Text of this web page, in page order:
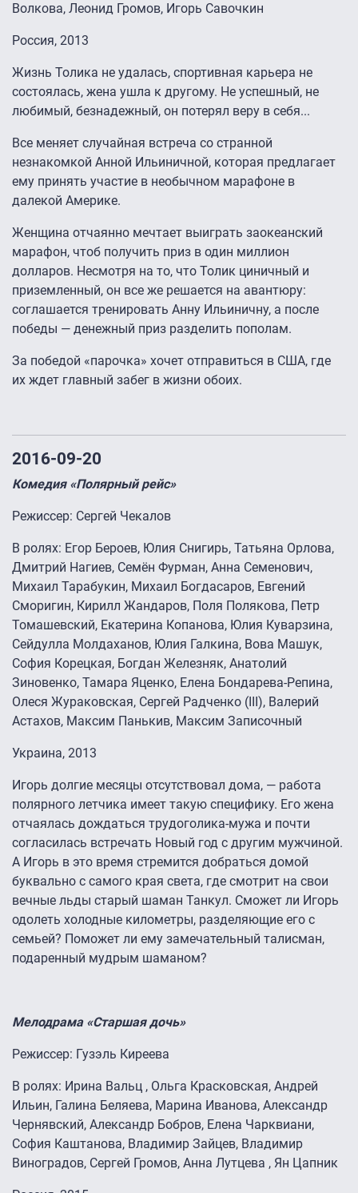
Волкова, Леонид Громов, Игорь Савочкин
Россия, 2013
Жизнь Толика не удалась, спортивная карьера не
состоялась, жена ушла к другому. Не успешный, не
любимый, безнадежный, он потерял веру в себя...
Все меняет случайная встреча со странной
незнакомкой Анной Ильиничной, которая предлагает
ему принять участие в необычном марафоне в
далекой Америке.
Женщина отчаянно мечтает выиграть заокеанский
марафон, чтоб получить приз в один миллион
долларов. Несмотря на то, что Толик циничный и
приземленный, он все же решается на авантюру:
соглашается тренировать Анну Ильиничну, а после
победы — денежный приз разделить пополам.
За победой «парочка» хочет отправиться в США, где
их ждет главный забег в жизни обоих.
2016-09-20
Комедия «Полярный рейс»
Режиссер: Сергей Чекалов
В ролях: Егор Бероев, Юлия Снигирь, Татьяна Орлова,
Дмитрий Нагиев, Семён Фурман, Анна Семенович,
Михаил Тарабукин, Михаил Богдасаров, Евгений
Сморигин, Кирилл Жандаров, Поля Полякова, Петр
Томашевский, Екатерина Копанова, Юлия Куварзина,
Сейдулла Молдаханов, Юлия Галкина, Вова Машук,
София Корецкая, Богдан Железняк, Анатолий
Зиновенко, Тамара Яценко, Елена Бондарева-Репина,
Олеся Жураковская, Сергей Радченко (III), Валерий
Астахов, Максим Панькив, Максим Записочный
Украина, 2013
Игорь долгие месяцы отсутствовал дома, — работа
полярного летчика имеет такую специфику. Его жена
отчаялась дождаться трудоголика-мужа и почти
согласилась встречать Новый год с другим мужчиной.
А Игорь в это время стремится добраться домой
буквально с самого края света, где смотрит на свои
вечные льды старый шаман Танкул. Сможет ли Игорь
одолеть холодные километры, разделяющие его с
семьей? Поможет ли ему замечательный талисман,
подаренный мудрым шаманом?
Мелодрама «Старшая дочь»
Режиссер: Гузэль Киреева
В ролях: Ирина Вальц , Ольга Красковская, Андрей
Ильин, Галина Беляева, Марина Иванова, Александр
Чернявский, Александр Бобров, Елена Чарквиани,
София Каштанова, Владимир Зайцев, Владимир
Виноградов, Сергей Громов, Анна Лутцева , Ян Цапник